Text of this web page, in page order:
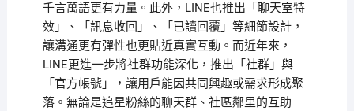
千言萬語更有力量。此外，LINE也推出「聊天室特
效」、「訊息收回」、「已讀回覆」等細節設計，
讓溝通更有彈性也更貼近真實互動。而近年來，
LINE更進一步將社群功能深化，推出「社群」與
「官方帳號」，讓用戶能因共同興趣或需求形成聚
落。無論是追星粉絲的聊天群、社區鄰里的互助